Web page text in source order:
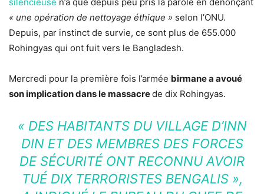
silencieuse n’a que depuis peu pris la parole en dénonçant
« une opération de nettoyage éthique » selon l’ONU.
Depuis, par instinct de survie, ce sont plus de 655.000
Rohingyas qui ont fuit vers le Bangladesh.
Mercredi pour la première fois l’armée birmane a avoué
son implication dans le massacrede dix Rohingyas.
« DES HABITANTS DU VILLAGE D’INN
DIN ET DES MEMBRES DES FORCES
DE SÉCURITÉ ONT RECONNU AVOIR
TUÉ DIX TERRORISTES BENGALIS »,